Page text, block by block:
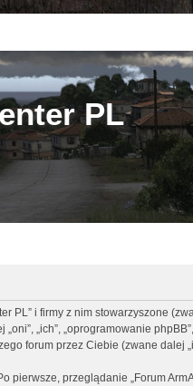
PL
PL” i firmy z nim stowarzyszone
„ich”, „oprogramowanie
forum przez Ciebie (zwane dalej
pierwsze, przeglądanie „Forum